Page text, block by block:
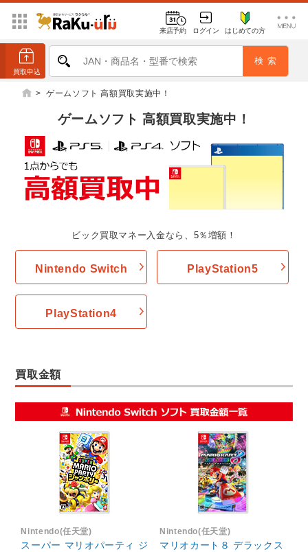
来店予約 ログイン はじめての方
> ゲームソフト 高額買取実施中！
ゲームソフト 高額買取実施中！
ビック買取マネー入金なら、5％増額！
Nintendo Switch PlayStation5
PlayStation4
買取金額
Nintendo(任天堂)
スーパー マリオパーティ ジ
Nintendo(任天堂)
マリオカート８ デラックス